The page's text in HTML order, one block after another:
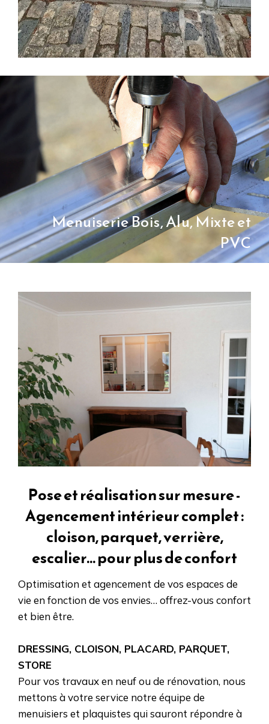
Menuiserie Bois, Alu, Mixte et
PVC
Pose et réalisation sur mesure -
Agencement intérieur complet :
cloison, parquet, verrière,
escalier... pour plus de confort
Optimisation et agencement de vos espaces de
vie en fonction de vos envies… offrez-vous confort
et bien être.
DRESSING, CLOISON, PLACARD, PARQUET,
STORE
Pour vos travaux en neuf ou de rénovation, nous
mettons à votre service notre équipe de
menuisiers et plaquistes qui sauront répondre à